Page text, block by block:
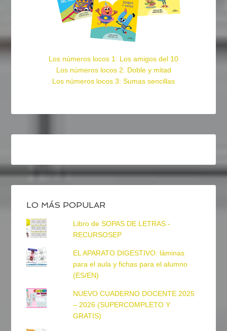
Los números locos 1: Los amigos del 10
Los números locos 2: Doble y mitad
Los números locos 3: Sumas sencillas
LO MÁS POPULAR
Libro de SOPAS DE LETRAS -
RECURSOSEP
EL APARATO DIGESTIVO: láminas
para el aula y fichas para el alumno
(ES/EN)
NUEVO CUADERNO DOCENTE 2025
– 2026 (SUPERCOMPLETO Y
GRATIS)